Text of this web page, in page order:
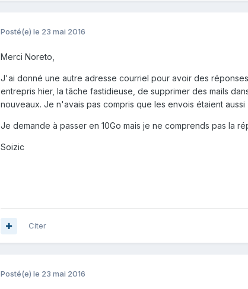
Posté(e) le 23 mai 2016
Merci Noreto,
J'ai donné une autre adresse courriel pour avoir des
entrepris hier, la tâche fastidieuse, de supprimer des mails
nouveaux. Je n'avais pas compris que les envois étaient
Je demande à passer en 10Go mais je ne comprends pas la
Soizic
Citer
Posté(e) le 23 mai 2016